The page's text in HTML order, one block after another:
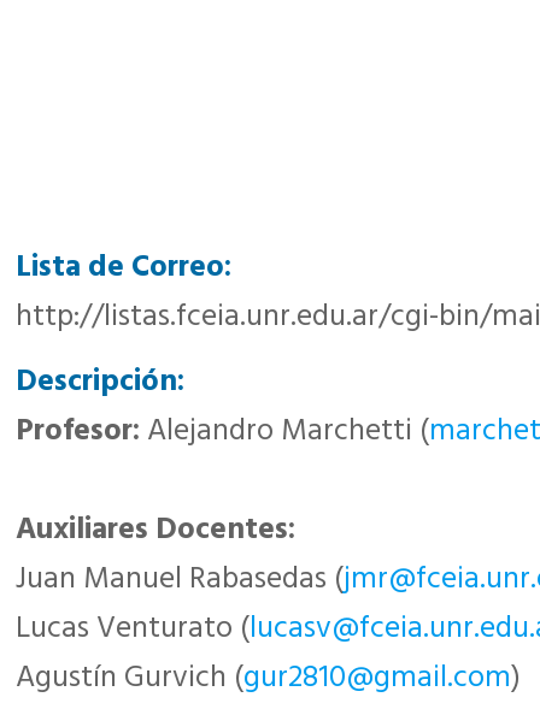
Lista de Correo:
http://listas.fceia.unr.edu.ar/cgi-bin/
Descripción:
Profesor:Alejandro Marchetti (
Auxiliares Docentes:
Juan Manuel Rabasedas (
Lucas Venturato (
Agustín Gurvich (gur2810@gmail.com)